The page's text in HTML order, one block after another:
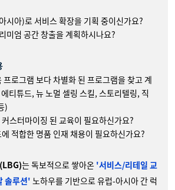
시아)로 서비스 확장을 기획 중이신가요?
미엄 공간 창출을 계획하시나요?
프로그램 보다 차별화 된 프로그램을 찾고 계
티튜드, 뉴 노멀 셀링 스킬, 스토리텔링, 직
)
스터마이징 된 교육이 필요하신가요?
적합한 명품 인재 채용이 필요하신가요?
는 독보적으로 쌓아온 '서비스/리테일 교
솔루션' 노하우를 기반으로 유럽-아시아 간 럭